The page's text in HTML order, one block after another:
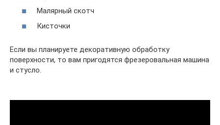
Малярный скотч
Кисточки
Если вы планируете декоративную обработку
поверхности, то вам пригодятся фрезеровальная машина
и стусло.